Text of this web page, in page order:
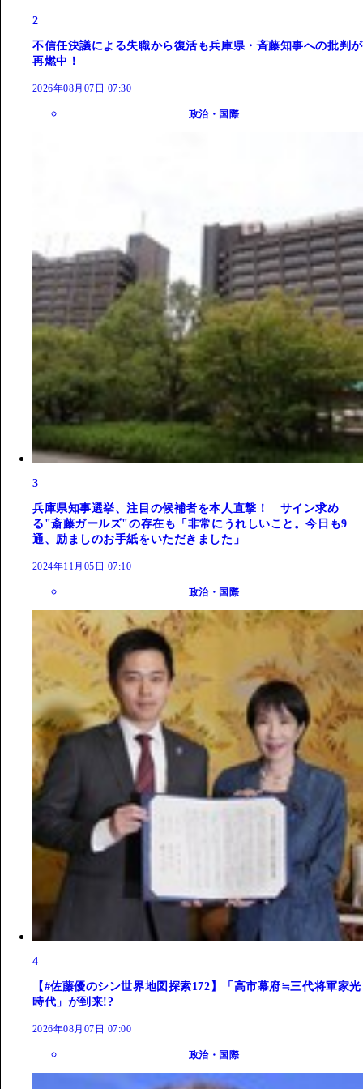
2
不信任決議による失職から復活も兵庫県・斉藤知事への批判が
再燃中！
2026年08月07日 07:30
政治・国際
3
兵庫県知事選挙、注目の候補者を本人直撃！ サイン求め
る"斎藤ガールズ"の存在も「非常にうれしいこと。今日も9
通、励ましのお手紙をいただきました」
2024年11月05日 07:10
政治・国際
4
【#佐藤優のシン世界地図探索172】「高市幕府≒三代将軍家光
時代」が到来!?
2026年08月07日 07:00
政治・国際